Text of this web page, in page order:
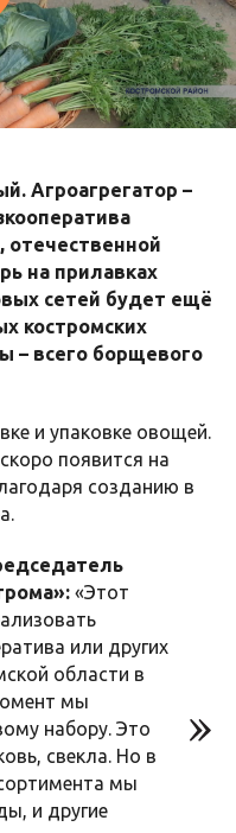
Агроагрегатор –
отечественной
на прилавках
сетей будет ещё
костромских
– всего борщевого
и упаковке овощей.
появится на
созданию в
«Этот
или других
области в
мы
набору. Это
свекла. Но в
мы
и другие